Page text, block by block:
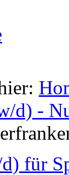
d) -
für